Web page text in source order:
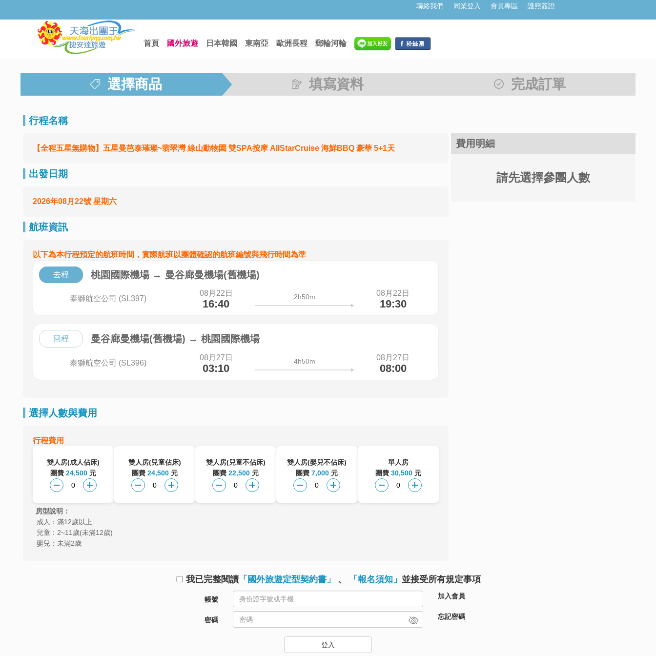
聯絡我們 同業登入 會員專區 護照簽證
首頁 國外旅遊 日本韓國 東南亞 歐洲長程 郵輪河輪
選擇商品 填寫資料 完成訂單
行程名稱
【全程五星無購物】五星曼芭泰璀璨~翡翠灣 綠山動物園 雙SPA按摩 AllStarCruise 海鮮BBQ 豪華 5+1天
出發日期
2026年08月22號 星期六
航班資訊
以下為本行程預定的航班時間，實際航班以團體確認的航班編號與飛行時間為準
去程 桃園國際機場 → 曼谷廊曼機場(舊機場)
泰獅航空公司 (SL397)
08月22日
16:40
2h50m 08月22日
19:30
回程 曼谷廊曼機場(舊機場) → 桃園國際機場
泰獅航空公司 (SL396)
08月27日
03:10
4h50m 08月27日
08:00
選擇人數與費用
行程費用
雙人房(成人佔床)
團費24,500 元
雙人房(兒童佔床)
團費 24,500元
雙人房(兒童不佔床)
團費22,500 元
雙人房(嬰兒不佔床)
團費7,000 元
單人房
團費 30,500元
房型說明：
成人：滿12歲以上
兒童：2~11歲(未滿12歲)
嬰兒：未滿2歲
費用明細
請先選擇參團人數
我已完整閱讀「國外旅遊定型契約書」 、 「報名須知」 並接受所有規定事項
帳號 加入會員
密碼 忘記密碼
登入